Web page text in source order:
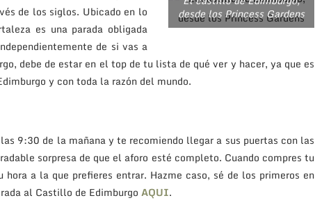
desde los Princess Gardens
de los siglos. Ubicado en lo
es una parada obligada
de si vas a
debe de estar en el top de tu lista de qué ver y hacer, ya que es
y con toda la razón del mundo.
9:30 de la mañana y te recomiendo llegar a sus puertas con las
sorpresa de que el aforo esté completo. Cuando compres tu
a la que prefieres entrar. Hazme caso, sé de los primeros en
al Castillo de Edimburgo AQUI.